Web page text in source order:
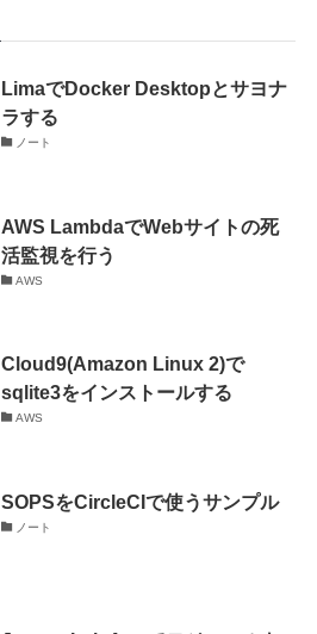
LimaでDocker Desktopとサヨナ
ラする
ノート
AWS LambdaでWebサイトの死
活監視を行う
AWS
Cloud9(Amazon Linux 2)で
sqlite3をインストールする
AWS
SOPSをCircleCIで使うサンプル
ノート